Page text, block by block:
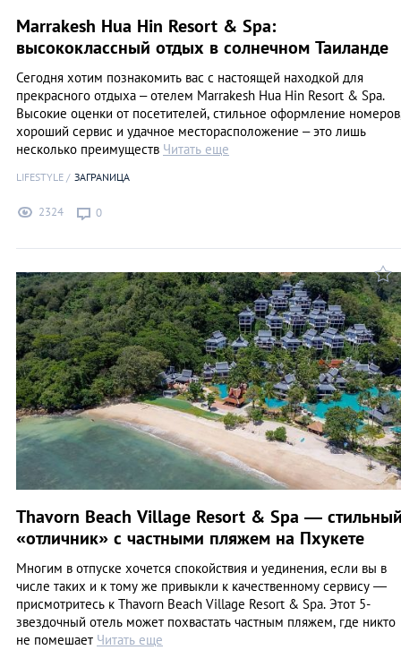
Marrakesh Hua Hin Resort & Spa:
высококлассный отдых в солнечном Таиланде
Сегодня хотим познакомить вас с настоящей находкой для
прекрасного отдыха – отелем Marrakesh Hua Hin Resort & Spa.
Высокие оценки от посетителей, стильное оформление
хороший сервис и удачное месторасположение – это лишь
несколько преимуществ Читать еще
LIFESTYLE ЗАГРАNИЦА
2324 0
Thavorn Beach Village Resort & Spa —
«отличник» с частными пляжем на Пхукете
Многим в отпуске хочется спокойствия и уединения, если вы в
числе таких и к тому же привыкли к качественному сервису —
присмотритесь к Thavorn Beach Village Resort & Spa. Этот 5-
звездочный отель может похвастать частным пляжем, где никто
не помешает Читать еще